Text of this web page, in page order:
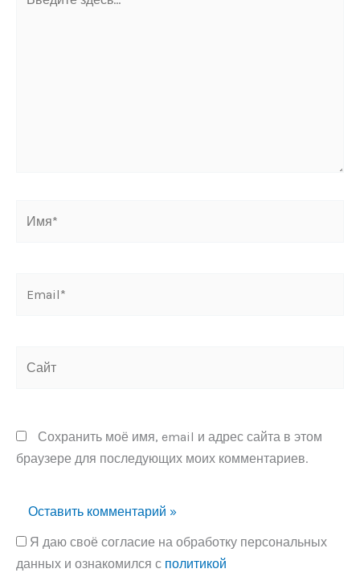
здесь...
Сохранить моё имя, email и адрес сайта в этом
браузере для последующих моих комментариев.
Я даю своё согласие на обработку персональных
данных и ознакомился с политикой